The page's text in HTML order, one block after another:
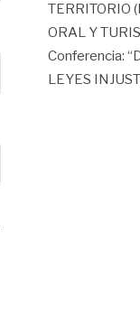
TERRITORIO
ORAL Y
Conferencia:
LEYES